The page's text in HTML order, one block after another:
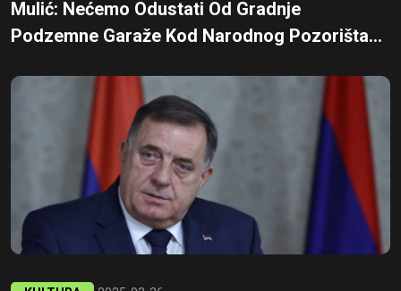
Mulić: Nećemo Odustati Od Gradnje
Podzemne Garaže Kod Narodnog Pozorišta...